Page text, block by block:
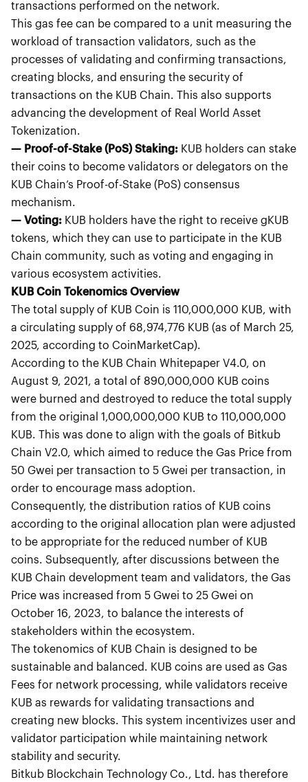
transactions performed on the network.
This gas fee can be compared to a unit measuring the
workload of transaction validators, such as the
processes of validating and confirming transactions,
creating blocks, and ensuring the security of
transactions on the KUB Chain. This also supports
advancing the development of Real World Asset
Tokenization.
— Proof-of-Stake (PoS) Staking: KUB holders can stake
their coins to become validators or delegators on the
KUB Chain’s Proof-of-Stake (PoS) consensus
mechanism.
— Voting: KUB holders have the right to receive gKUB
tokens, which they can use to participate in the KUB
Chain community, such as voting and engaging in
various ecosystem activities.
KUB Coin Tokenomics Overview
The total supply of KUB Coin is 110,000,000 KUB, with
a circulating supply of 68,974,776 KUB (as of March 25,
2025, according to CoinMarketCap).
According to the KUB Chain Whitepaper V4.0, on
August 9, 2021, a total of 890,000,000 KUB coins
were burned and destroyed to reduce the total supply
from the original 1,000,000,000 KUB to 110,000,000
KUB. This was done to align with the goals of Bitkub
Chain V2.0, which aimed to reduce the Gas Price from
50 Gwei per transaction to 5 Gwei per transaction, in
order to encourage mass adoption.
Consequently, the distribution ratios of KUB coins
according to the original allocation plan were adjusted
to be appropriate for the reduced number of KUB
coins. Subsequently, after discussions between the
KUB Chain development team and validators, the Gas
Price was increased from 5 Gwei to 25 Gwei on
October 16, 2023, to balance the interests of
stakeholders within the ecosystem.
The tokenomics of KUB Chain is designed to be
sustainable and balanced. KUB coins are used as Gas
Fees for network processing, while validators receive
KUB as rewards for validating transactions and
creating new blocks. This system incentivizes user and
validator participation while maintaining network
stability and security.
Bitkub Blockchain Technology Co., Ltd. has therefore